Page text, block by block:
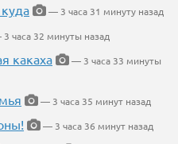
— 3 часа 31 минуту назад
часа 32 минуты назад
какаха
— 3 часа 33 минуты
— 3 часа 35 минут назад
— 3 часа 36 минут назад